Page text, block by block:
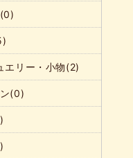
エリー・小物(2)
(0)